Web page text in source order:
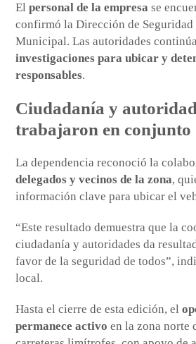
Elpersonal de la empresa se
confirmó la Dirección de
Municipal. Las autoridades
investigaciones para ubicar y
responsables.
Ciudadanía y
trabajaron en conjunto
La dependencia reconoció la
delegados y vecinos de la zona,
información clave para ubicar el
“Este resultado demuestra que la
ciudadanía y autoridades da
favor de la seguridad de todos”,
local.
Hasta el cierre de esta edición, el
permanece activo en la zona norte